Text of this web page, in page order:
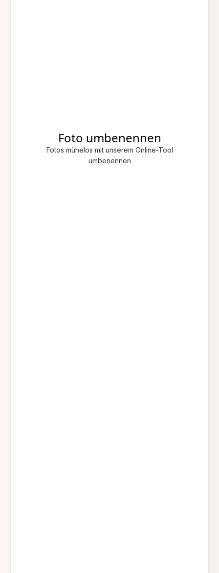
Foto umbenennen
Fotos mühelos mit unserem Online-Tool
umbenennen